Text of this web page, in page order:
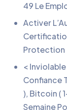
49 Le
Activer
Protection
<
Confiance
), Bitcoin (
Semaine